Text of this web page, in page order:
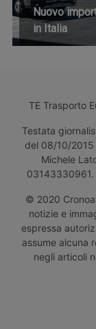
Nuovo
in Italia
TE Trasporto
Testata
del 08/10/2015
Michele
03143330961.
© 2020
notizie e
espressa
assume alcuna
negli articoli